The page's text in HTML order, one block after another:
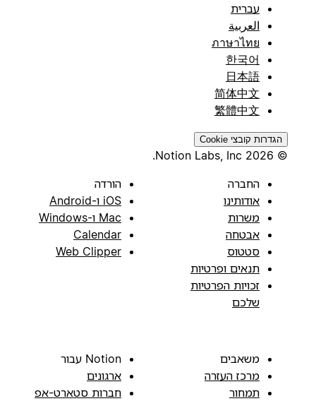
עברית
العربية
ภาษาไทย
한국어
日本語
简体中文
繁體中文
הגדרות קובצי Cookie
החברה
אודותינו
משרות
אבטחה
סטטוס
תנאים ופרטיות
זכויות הפרטיות
שלכם
הורדה
iOS ו-Android
Mac ו-Windows
Calendar
Web Clipper
משאבים
מרכז העזרה
תמחור
Notion עבור
ארגונים
חברות סטארט-אפ